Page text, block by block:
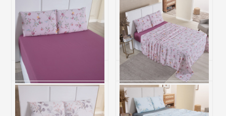
Edredom Avulso Queen
Dupla Face 200 Fios
Hipercal Gold Anne
R$ 303,40
6x de R$ 50,57 sem juros
Jogo de Cama King 200
Fios Hipercal 3 Peças Gold -
Cassis
R$ 143,80
5x de R$ 28,76 sem juros
Jogo de Cama Casal 200
Fios Hipercal 3 Peças Gold -
Cassis
Jogo de Cama King 200
Fios Hipercal 4 Peças Gold -
Cassis